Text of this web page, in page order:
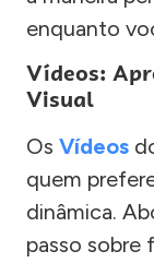
enquanto
Vídeos:
Visual
Os Vídeos
quem
dinâmica.
passo sobre